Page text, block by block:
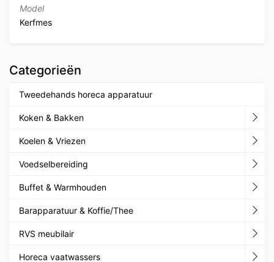
Model
Kerfmes
Categorieën
Tweedehands horeca apparatuur
Koken & Bakken
Koelen & Vriezen
Voedselbereiding
Buffet & Warmhouden
Barapparatuur & Koffie/Thee
RVS meubilair
Horeca vaatwassers